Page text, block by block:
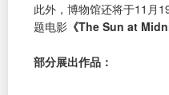
此外，博物馆还将于11月
题电影 《The Sun at
部分展出作品：